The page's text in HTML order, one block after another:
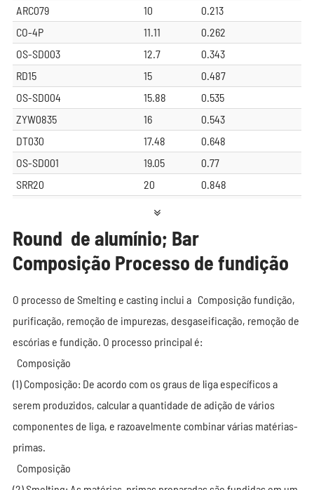
ARC079
10
0.213
CO-4P
11.11
0.262
OS-SD003
12.7
0.343
RD15
15
0.487
OS-SD004
15.88
0.535
ZYW0835
16
0.543
DT030
17.48
0.648
OS-SD001
19.05
0.77
SRR20
20
0.848
SRR25.4
25.4
SRR28
28
1.663
SRR32
2.171
ZY-044-026
ZY-116-018
RD42
42
3.78
RD050
50
5.3
CO-7P
50.8
5.473
SRR57
ROD60
Round de alumínio; Bar
Composição Processo de fundição
O processo de Smelting e casting inclui a Composição fundição,
purificação, remoção de impurezas, desgaseificação, remoção de
escórias e fundição. O processo principal é:
Composição
(1) Composição: De acordo com os graus de liga específicos a
serem produzidos, calcular a quantidade de adição de vários
componentes de liga, e razoavelmente combinar várias matérias-
primas.
Composição